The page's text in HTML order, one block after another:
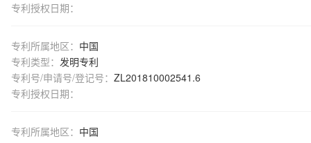
专利授权日期：
专利所属地区： 中国
专利类型： 发明专利
专利号/申请号/登记号： ZL201810002541.6
专利授权日期：
专利所属地区： 中国